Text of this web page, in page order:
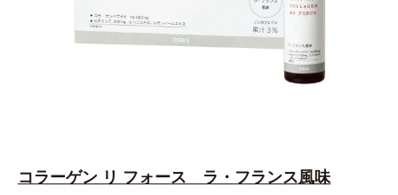
コラーゲン リ フォース ラ・フランス風味